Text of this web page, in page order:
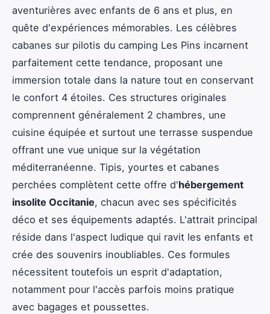
aventurières avec enfants de 6 ans et plus, en
quête d'expériences mémorables. Les célèbres
cabanes sur pilotis du camping Les Pins incarnent
parfaitement cette tendance, proposant une
immersion totale dans la nature tout en conservant
le confort 4 étoiles. Ces structures originales
comprennent généralement 2 chambres, une
cuisine équipée et surtout une terrasse suspendue
offrant une vue unique sur la végétation
méditerranéenne. Tipis, yourtes et cabanes
perchées complètent cette offre d'hébergement
insolite Occitanie, chacun avec ses spécificités
déco et ses équipements adaptés. L'attrait principal
réside dans l'aspect ludique qui ravit les enfants et
crée des souvenirs inoubliables. Ces formules
nécessitent toutefois un esprit d'adaptation,
notamment pour l'accès parfois moins pratique
avec bagages et poussettes.